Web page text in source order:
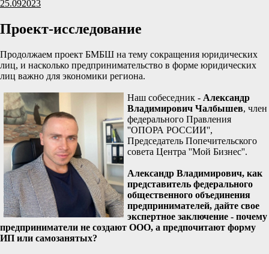
25.092023
Проект-исследование
Продолжаем проект БМБШ на тему сокращения юридических
лиц, и насколько предпринимательство в форме юридических
лиц важно для экономики региона.
Наш собеседник - Александр
Владимирович Чалбышев, член
федерального Правления
''ОПОРА РОССИИ'',
Председатель Попечительского
совета Центра ''Мой Бизнес''.
Александр Владимирович, как
представитель федерального
общественного объединения
предпринимателей, дайте свое
экспертное заключение - почему
предприниматели не создают ООО, а предпочитают форму
ИП или самозанятых?